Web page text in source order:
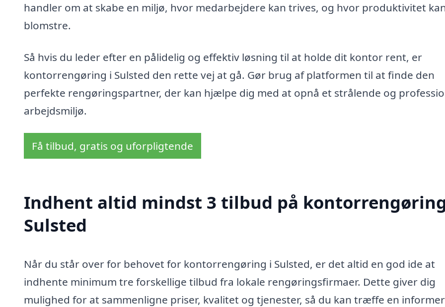
handler om at skabe en miljø, hvor medarbejdere kan trives, og hvor produktivitet
blomstre.
Så hvis du leder efter en pålidelig og effektiv løsning til at holde dit kontor rent, er
kontorrengøring i Sulsted den rette vej at gå. Gør brug af platformen til at finde den
perfekte rengøringspartner, der kan hjælpe dig med at opnå et strålende og
arbejdsmiljø.
Få tilbud, gratis og uforpligtende
Indhent altid mindst 3 tilbud på
Sulsted
Når du står over for behovet for kontorrengøring i Sulsted, er det altid en god ide at
indhente minimum tre forskellige tilbud fra lokale rengøringsfirmaer. Dette giver dig
mulighed for at sammenligne priser, kvalitet og tjenester, så du kan træffe en